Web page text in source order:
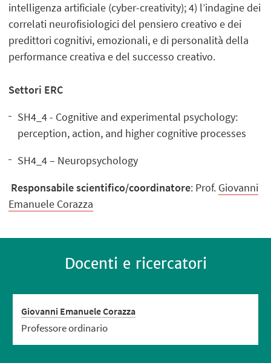
intelligenza artificiale (cyber-creativity); 4) l’indagine dei
correlati neurofisiologici del pensiero creativo e dei
predittori cognitivi, emozionali, e di personalità della
performance creativa e del successo creativo.
Settori ERC
SH4_4 - Cognitive and experimental psychology:
perception, action, and higher cognitive processes
SH4_4 – Neuropsychology
Responsabile scientifico/coordinatore: Prof. Giovanni
Emanuele Corazza
Docenti e ricercatori
Giovanni Emanuele Corazza
Professore ordinario